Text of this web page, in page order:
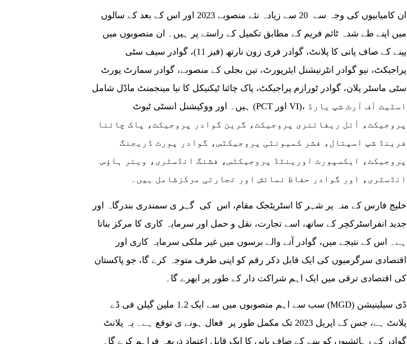
ان کامیابیوں کی وجہ سے 20 سے زیادہ نئے منصوبے 2023 اور اس کے بعد کے سالوں
میں اپنے طے شدہ ٹائم فریم کے مطابق تکمیل کے راستے پر ہیں۔ ان منصوبوں میں
پینے کے صاف پانی کا پلانٹ، گوادر فری زون نارتھ (فیز 11)، گوادر سیف سٹی
پراجیکٹ، نیو گوادر انٹرنیشنل ایئرپورٹ، تین بجلی کے منصوبے، گوادر سمارٹ پورٹ
سٹی ماسٹر پلان، گوادر ٹورازم پراجیکٹ، پاک چائنا ٹیکنیکل کا نیا مینجمنٹ ماڈل شامل
ہیں۔ اور ووکیشنل انسٹی ٹیوٹ (PCT اور VI)، اسٹیٹ آف آرٹ شپ یارڈ
پروجیکٹ، آئل ریفائنری پروجیکٹ، گرین گوادر پروجیکٹ، پاک چائنا
فرینڈ شپ اسپتال، فشر کمیونٹی پروجیکٹس، گوادر پورٹ ڈریجنگ
پروجیکٹ، ایکسپورٹ اورینٹڈ پروجیکٹس، فشنگ انڈسٹری، ویئر ہاؤس
انڈسٹری، اور گوادر حفاظ نمائش اور تجارتی مرکزشامل ہیں۔
خلیج فارس کے منہ پر شہر کا اسٹریٹجک مقام، اس کی گہر ی سمندری بندرگاہ اور
جدید انفراسٹرکچر کے ساتھ، اسے تجارت، نقل و حمل اور سرمایہ کاری کا مرکز بناتا
ہے۔ اس کے نتیجے میں، گوادر آنے والے برسوں میں غیر ملکی سرمایہ کاری اور
اقتصادی سرگرمیوں کی ایک قابل ذکر رقم کو اپنی طرف متوجہ کرے گا، جو پاکستان
کی اقتصادی ترقی میں ایک اہم شراکت دار کے طور پر ابھرے گا۔
سب سے اہم منصوبوں میں سے ایک 1.2 ملین گیلن فی ڈے (MGD) ڈی سیلینیشن
پلانٹ ہے، جس کے اپریل 2023 تک مکمل طور پر فعال ہونے ی توقع ہے۔ یہ پلانٹ
گوادر کے رہائشیوں کو پینے کے صاف پانی کا ایک قابل اعتماد ذریعہ فراہم کرے گا۔